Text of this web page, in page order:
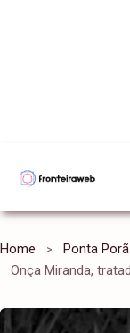
Home
Ponta Porã